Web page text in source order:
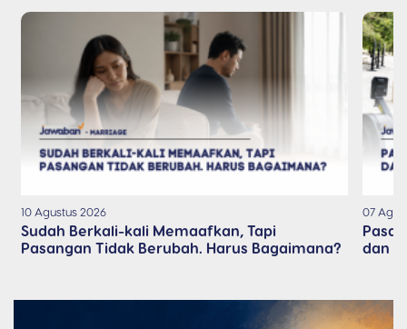
10 Agustus 2026
Sudah Berkali-kali Memaafkan, Tapi
Pasangan Tidak Berubah. Harus Bagaimana?
07
dan